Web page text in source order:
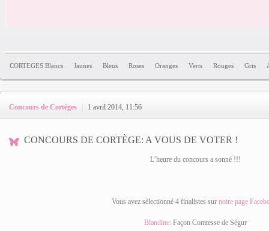
Patron à la
CORTEGES Blancs Jaunes Bleus Roses Oranges Verts Rouges Gris
Concours de Cortèges 1 avril 2014, 11:56
CONCOURS DE CORTÈGE: A VOUS DE VOTER !
L’heure du concours a sonné !!!
Vous avez sélectionné 4 finalistes sur notre page
Blandine: Façon Comtesse de Ségur